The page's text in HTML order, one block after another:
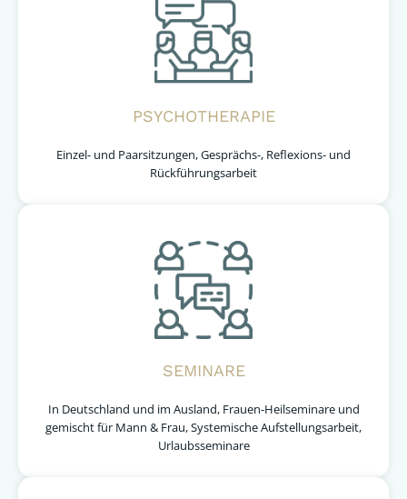
PSYCHOTHERAPIE
Einzel- und Paarsitzungen, Gesprächs-, Reflexions- und
Rückführungsarbeit
SEMINARE
In Deutschland und im Ausland, Frauen-Heilseminare und
gemischt für Mann & Frau, Systemische Aufstellungsarbeit,
Urlaubsseminare